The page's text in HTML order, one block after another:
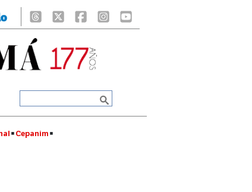
Cepanim